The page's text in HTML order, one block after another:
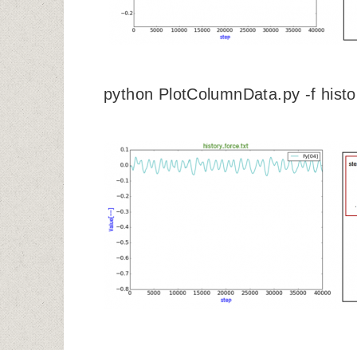
python PlotColumnData.py -f